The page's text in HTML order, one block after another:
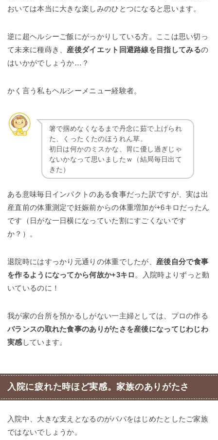
おいては本当に大きな楽しみのひとつになると思います。
逆に超ヘルシーご飯にがっかりしている方。ここは思い切っ
て未来に種蒔き、 産後ダイエット回避路線を目指してみるの
はいかがでしょうか…？
かく言う私もヘルシーメニュー経験者。
箸で掴めなくなるまで丹念に茹で上げられ
た、くったくたのほうれん草。
初日は何かのミスかな、胃に優し過ぎじゃ
ないかなって思いましたｗ（結局毎日出て
きた）
ある意味毎日インパクトのある食事だった訳ですが、実は出
産直前の体重測定で妊娠前からの体重増加が+6キロだったん
です（日がな一日横になっていた割にすごくないです
か？）。
退院時にはすっかり元通りの体重でしたが、 産後自分で食事
を作るようになってから何故か+3キロ。入院時よりずっと動
いているのに！
我が家の台所を預かるしがない一主婦としては、プロの作る
バランスの取れた食事のありがたさを産後になってじわじわ
実感 しています。
入院に疲れた時ほど実感。家族のありがたさ
入院中、大きな支えとなるのがパパをはじめたとしたご家族
ではないでしょうか。